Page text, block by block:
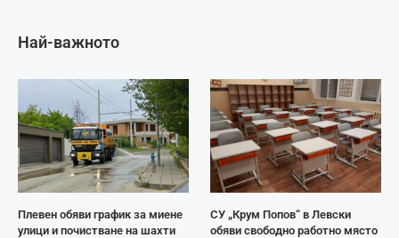
Най-важното
Плевен обяви график за миене
улици и почистване на шахти
СУ „Крум Попов“ в Левски
обяви свободно работно място